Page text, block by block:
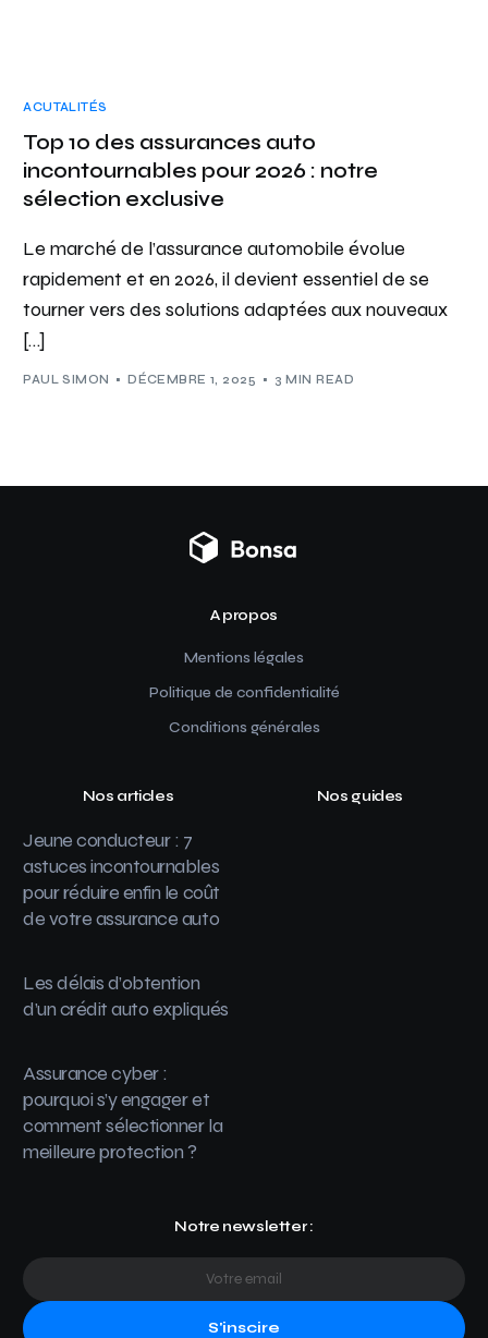
ACUTALITÉS
Top 10 des assurances auto
incontournables pour 2026 : notre
sélection exclusive
Le marché de l’assurance automobile évolue
rapidement et en 2026, il devient essentiel de se
tourner vers des solutions adaptées aux nouveaux
[…]
PAUL SIMON DÉCEMBRE 1, 2025 3 MIN READ
A propos
Mentions légales
Politique de confidentialité
Conditions générales
Nos articles
Jeune conducteur : 7
astuces incontournables
pour réduire enfin le coût
de votre assurance auto
Les délais d’obtention
d’un crédit auto expliqués
Assurance cyber :
pourquoi s’y engager et
comment sélectionner la
meilleure protection ?
Nos guides
Notre newsletter :
S'inscire